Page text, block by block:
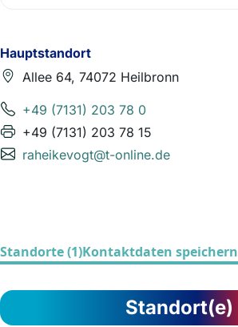
Hauptstandort
Allee 64, 74072 Heilbronn
+49 (7131) 203 78 0
+49 (7131) 203 78 15
raheikevogt@t-online.de
Standorte (1)Kontaktdaten speichern
Standort(e)